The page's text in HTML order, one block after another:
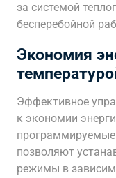
за системой
бесперебойной
Экономия
Эффективное
к экономии
позволяют
режимы в